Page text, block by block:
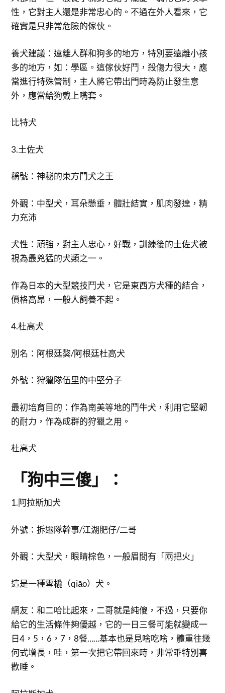
性，它對主人還是非常忠心的。不過在外人看來，它
確實是只非常危險的傢伙。
養犬建議：遠離人群和狗多的地方，特別要遠離小孩
多的地方，如：學區。這傢伙好鬥，殺傷力很大，應
當進行特殊管制，主人將它帶出門時為防止發生意
外，應當給狗戴上嘴套。
比特犬
3.土佐犬
稱號：神秘的東方鬥犬之王
外觀：中型犬，耳朵懸垂，體壯結實，肌肉發達，精
力充沛
犬性：頑強，對主人忠心，好戰，訓練後的土佐犬被
視為最兇猛的犬類之一。
作為日本的大型競技鬥犬，它是東西方犬種的結合，
價格高昂，一般人飼養不起。
4.杜高犬
別名：阿根廷獒/阿根廷杜高犬
外號：狩獵隊伍里的中堅分子
最初培育目的：作為南美等地的鬥牛犬，利用它堅韌
的耐力，作為成群的狩獵之用。
杜高犬
「狗中三傻」：
1.阿拉斯加犬
外號：拆遷隊幹事/江湖肥仔/二哥
外觀：大型犬，眼睛棕色，一般眉間有「兩把火」
這是一種雪橇（qiāo）犬。
網友：和二哈比起來，二哥就是純傻，不過，只要你
給它的生活條件夠優越，它的一日三餐可能就變成一
日4，5，6，7，8餐……基本也是見啥吃啥，體重往幾
何式增長，哇，第一次把它帶回來時，非常乖特別喜
歡睡。